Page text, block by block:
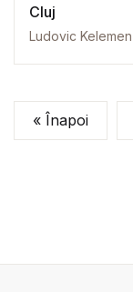
Cluj
Ludovic Kelemen
« Înapoi